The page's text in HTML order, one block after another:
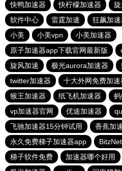
快鸭加速器
快柠檬加速器
软件中心
雷霆加速 狂飙加速
小美
小美vpn
小美加速器
原子加速器app下载官网最新版
旋风加速
极光aurora加速器
twitter加速器
十大外网免费加速
猴王加速器
纸飞机加速器
vp加速器官网
优途加速器
飞驰加速器15分钟试用
香蕉加
永久免费梯子加速器app
梯子软件免费
加速器哪个好用